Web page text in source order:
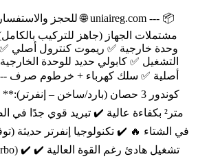
وحدة خارجية ✅ ريموت كنترول أصلي
أصلية ✅ سلك كهرباء + خرطوم صرف
متر² بكفاءة عالية ✔️ تبريد قوي جدًا